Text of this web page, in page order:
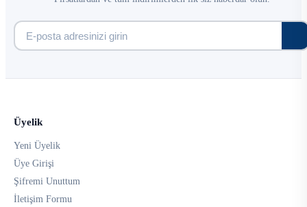
Üyelik
Yeni Üyelik
Üye Girişi
Şifremi Unuttum
İletişim Formu